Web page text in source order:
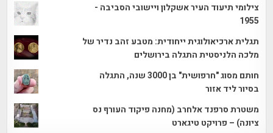
צילומי תיעוד העיר אשקלון ויישובי הסביבה -
1955
תגלית ארכיאולוגית ייחודית: מטבע זהב נדיר של
מלכה הלניסטית התגלה בירושלים
חותם מסוג "חרפושית" בן 3000 שנה, התגלה
בסיור ליד אזור
משטרת סרפנד אלחרב (מחנה פיקוד העורף נס
ציונה) – פרויקט טיגארט